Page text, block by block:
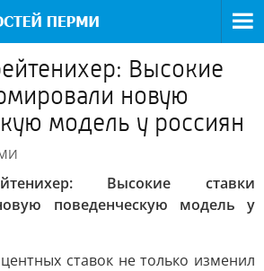
Высокие
новую
модель у россиян
Высокие ставки
поведенческую модель у
ставок не только изменил